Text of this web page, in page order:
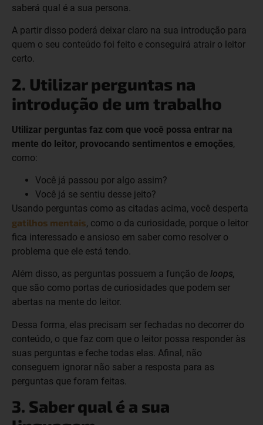
saberá qual é a sua persona.
A partir disso poderá deixar claro na sua introdução para
quem o seu conteúdo foi feito e conseguirá atrair o leitor
certo.
2. Utilizar perguntas na
introdução de um trabalho
Utilizar perguntas faz com que você possa entrar na
mente do leitor, provocando sentimentos e emoções,
como:
Você já passou por algo assim?
Você já se sentiu desse jeito?
Usando perguntas como as citadas acima, você desperta
gatilhos mentais, como o da curiosidade, porque o leitor
fica interessado e ansioso em saber como resolver o
problema que ele está tendo.
Além disso, as perguntas possuem a função de loops,
que são como portas de curiosidades que podem ser
abertas na mente do leitor.
Dessa forma, elas precisam ser fechadas no decorrer do
conteúdo, o que faz com que o leitor possa responder às
suas perguntas e feche todas elas. Afinal, não
conseguem ignorar não saber a resposta para as
perguntas que foram feitas.
3. Saber qual é a sua